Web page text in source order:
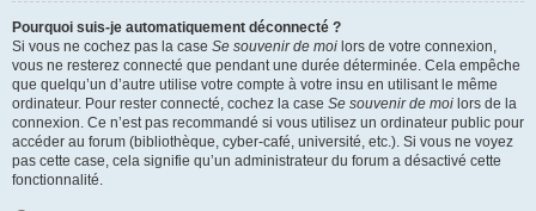
Pourquoi suis-je automatiquement déconnecté ?
Si vous ne cochez pas la case Se souvenir de moi lors de votre connexion,
vous ne resterez connecté que pendant une durée déterminée. Cela empêche
que quelqu’un d’autre utilise votre compte à votre insu en utilisant le même
ordinateur. Pour rester connecté, cochez la case Se souvenir de moi lors de la
connexion. Ce n’est pas recommandé si vous utilisez un ordinateur public pour
accéder au forum (bibliothèque, cyber-café, université, etc.). Si vous ne voyez
pas cette case, cela signifie qu’un administrateur du forum a désactivé cette
fonctionnalité.